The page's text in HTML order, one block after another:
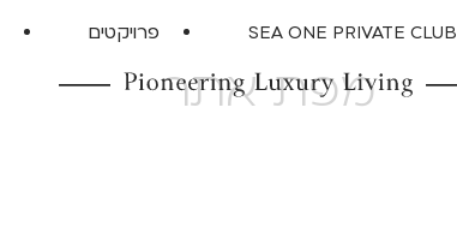
פרויקטים SEA ONE PRIVATE CLUB
מפת אתר